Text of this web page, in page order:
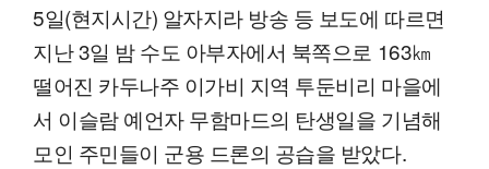
5일(현지시간) 알자지라 방송 등 보도에 따르면
지난 3일 밤 수도 아부자에서 북쪽으로 163㎞
떨어진 카두나주 이가비 지역 투둔비리 마을에
서 이슬람 예언자 무함마드의 탄생일을 기념해
모인 주민들이 군용 드론의 공습을 받았다.